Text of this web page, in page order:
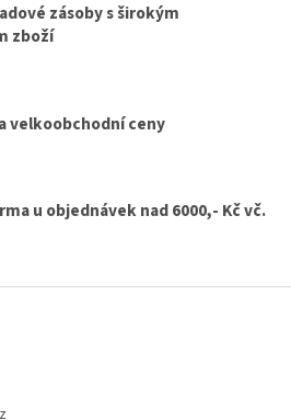
p
r
v
s
zásoby s širokým
zboží
velkoobchodní ceny
u objednávek nad 6000,- Kč vč.